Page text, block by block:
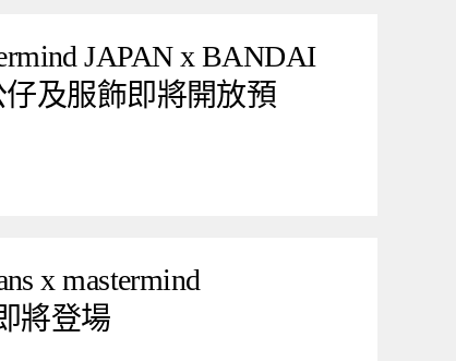
JAPAN x BANDAI
及服飾即將開放預
x mastermind
將登場